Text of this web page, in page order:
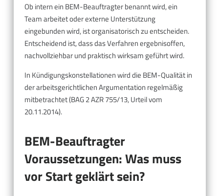
Ob intern ein BEM-Beauftragter benannt wird, ein
Team arbeitet oder externe Unterstützung
eingebunden wird, ist organisatorisch zu entscheiden.
Entscheidend ist, dass das Verfahren ergebnisoffen,
nachvollziehbar und praktisch wirksam geführt wird.
In Kündigungskonstellationen wird die BEM-Qualität in
der arbeitsgerichtlichen Argumentation regelmäßig
mitbetrachtet (BAG 2 AZR 755/13, Urteil vom
20.11.2014).
BEM-Beauftragter
Voraussetzungen: Was muss
vor Start geklärt sein?